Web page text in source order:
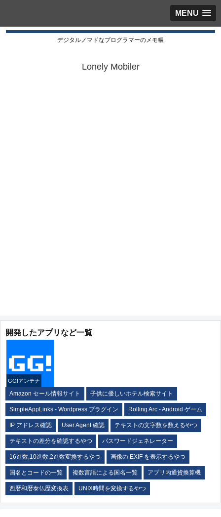
MENU
デジタルノマドなプログラマーのメモ帳
Lonely Mobiler
開発したアプリなど一覧
GG!アンテナ
Amazon セール情報サイト 子供に優しいホテル検索サイト
SimpleAppLinks - Wordpress プラグイン Rolling Arc - Android ゲーム
IP アドレス確認 User Agent 確認 テキストの文字数を数えるやつ
テキストの差分を確認するやつ パスワードジェネレーター
16進数,10進数,2進数変換するやつ 画像の EXIF を表示するやつ
国名とコードの一覧 複数言語による国名一覧 アプリ内通貨換算機
西暦和暦泰仏歴変換表 UNIX時間を変換するやつ